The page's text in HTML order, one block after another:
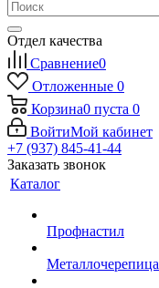
Отдел качества
Сравнение0
Отложенные 0
Корзина0 пуста 0
ВойтиМой кабинет
+7 (937) 845-41-44
Заказать звонок
Каталог
Профнастил
Металлочерепица